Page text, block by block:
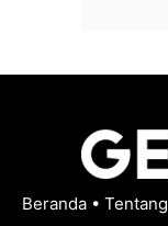
Beranda • Tentang